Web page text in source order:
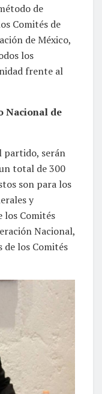
de
Comités de
de México,
los
frente al
Nacional de
partido, serán
total de 300
son para los
y
los Comités
Nacional,
de los Comités